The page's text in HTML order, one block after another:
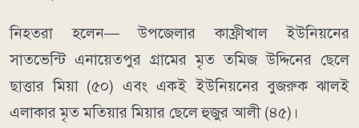
নিহতরা হলেন— উপজেলার কাফ্রীখাল ইউনিয়নের
সাতভেন্টি এনায়েতপুর গ্রামের মৃত তমিজ উদ্দিনের ছেলে
ছাত্তার মিয়া (৫০) এবং একই ইউনিয়নের বুজরুক ঝালই
এলাকার মৃত মতিয়ার মিয়ার ছেলে হুজুর আলী (৪৫)।